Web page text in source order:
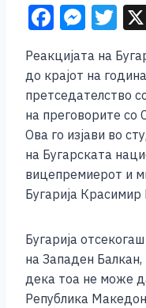
F
c
e
b
o
o
k
M
ss
e
n
g
er
T
wi
tt
er
Реакцијата на
до крајот на
претседателство
на преговорите со
Ова го изјави во
на Бугарската
вицепремиерот и
Бугарија
Бугарија
на Западен Балкан,
дека тоа не може
Република